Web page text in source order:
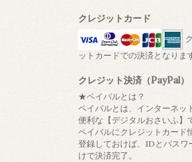
クレジットカード
ットカードでの決済となりま
クレジット決済（PayPal）
★ペイパルとは？
ペイパルとは、インターネッ
便利な【デジタルおさいふ】
ペイパルにクレジットカード
登録しておけば、IDとパスワ
けで決済完了。